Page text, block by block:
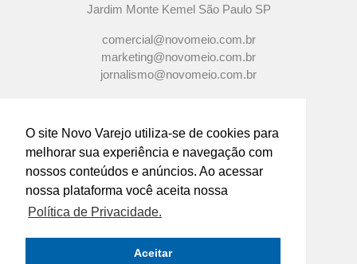
O site Novo Varejo utiliza-se de cookies para
melhorar sua experiência e navegação com
nossos conteúdos e anúncios. Ao acessar
nossa plataforma você aceita nossa
Política de Privacidade.
Aceitar
Jardim Monte Kemel São Paulo SP
comercial@novomeio.com.br
marketing@novomeio.com.br
jornalismo@novomeio.com.br
CONFIRA AS NOSSAS REDES
SOCIAIS
O principal canal de comunicação de grandes
indústrias e distribuidores com os
empresários e profissionais das lojas de